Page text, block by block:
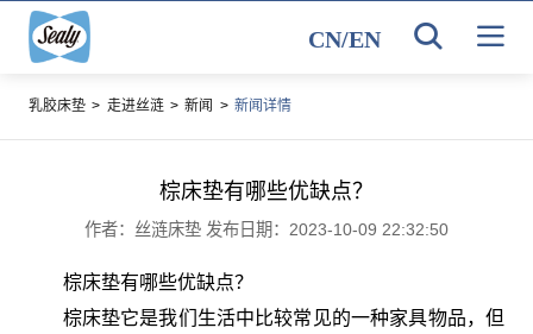
CN/EN
乳胶床垫 > 走进丝涟 > 新闻 > 新闻详情
棕床垫有哪些优缺点？
作者：丝涟床垫 发布日期：2023-10-09 22:32:50
棕床垫有哪些优缺点？
棕床垫它是我们生活中比较常见的一种家具物品，但